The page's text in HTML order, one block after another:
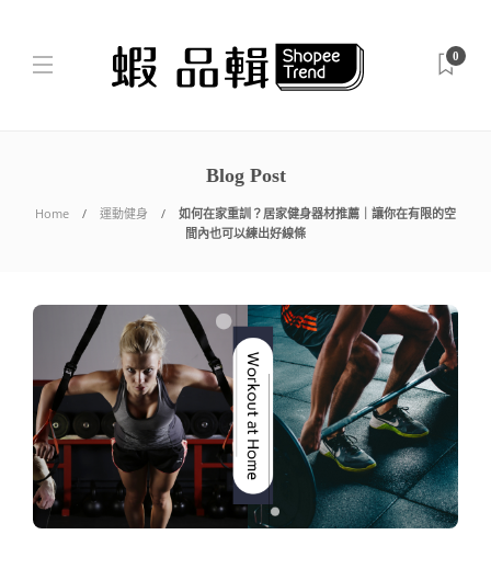
0
Blog Post
Home 運動健身
如何在家重訓？居家健身器材推薦｜讓你在有限的空
間內也可以練出好線條